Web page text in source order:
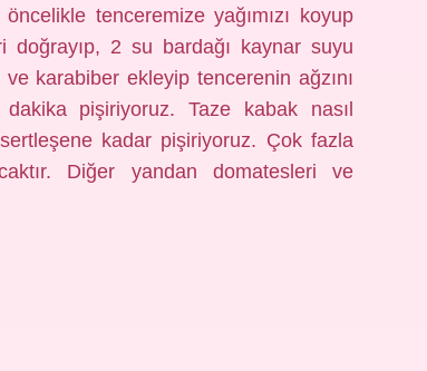
tenceremize yağımızı koyup
2 su bardağı kaynar suyu
karabiber ekleyip tencerenin ağzını
pişiriyoruz. Taze kabak nasıl
kadar pişiriyoruz. Çok fazla
Diğer yandan domatesleri ve